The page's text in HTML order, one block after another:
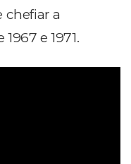
chefiar a
e 1971.